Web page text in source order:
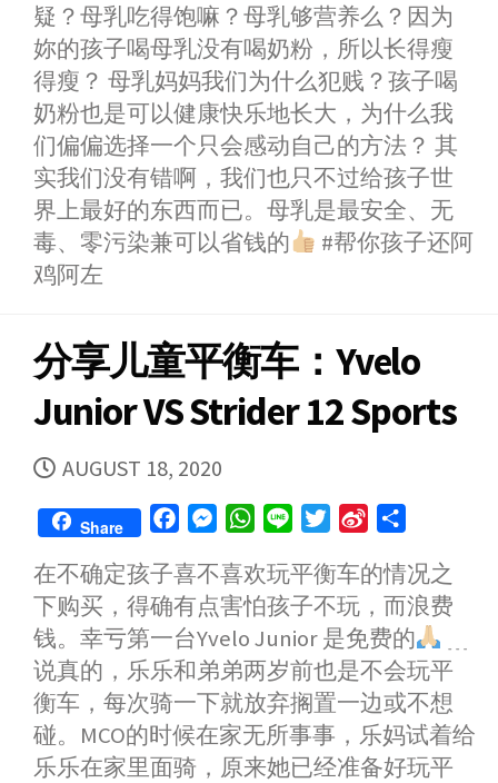
b
o
o
k
e
n
g
e
r
s
A
p
p
t
r
W
e
i
b
o
e
疑？母乳吃得饱嘛？母乳够营养么？因为
妳的孩子喝母乳没有喝奶粉，所以长得瘦
得瘦？ 母乳妈妈我们为什么犯贱？孩子喝
奶粉也是可以健康快乐地长大，为什么我
们偏偏选择一个只会感动自己的方法？ 其
实我们没有错啊，我们也只不过给孩子世
界上最好的东西而已。母乳是最安全、无
毒、零污染兼可以省钱的
#帮你孩子还阿
鸡阿左
分享儿童平衡车：Yvelo
Junior VS Strider 12 Sports
PUBLISHED
DATE
AUGUST 18, 2020
Share
c
e
b
o
k
s
s
e
n
g
e
r
W
a
t
s
A
p
p
n
e
i
t
t
e
r
n
a
W
e
i
b
o
a
r
e
在不确定孩子喜不喜欢玩平衡车的情况之
下购买，得确有点害怕孩子不玩，而浪费
钱。幸亏第一台Yvelo Junior 是免费的
说真的，乐乐和弟弟两岁前也是不会玩平
衡车，每次骑一下就放弃搁置一边或不想
碰。MCO的时候在家无所事事，乐妈试着给
乐乐在家里面骑，原来她已经准备好玩平